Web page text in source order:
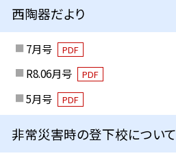
西陶器だより
7月号 PDF
R8.06月号 PDF
5月号 PDF
非常災害時の登下校について